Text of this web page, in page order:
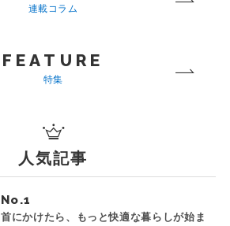
連載コラム
FEATURE
特集
人気記事
No.
首にかけたら、もっと快適な暮らしが始ま